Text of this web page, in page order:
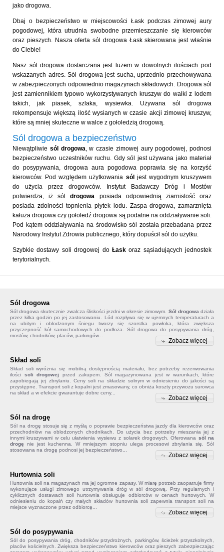
jako drogowa.
Dbaj o bezpieczeństwo w miejscowości Łask podczas zimowej aury
pogodowej, która utrudnia swobodne przemieszczanie się kierowców
oraz pieszych. Nasza oferta sól drogowa Łask skierowana jest właśnie
do Ciebie!
Nasz sól drogowa dostarczana jest luzem w dowolnych ilościach pod
wskazanych adres. Sól drogowa jest sucha, uprzednio przechowywana
w zabezpieczonych odpowiednio magazynach składowych. Drogowa sól
jest zamiennikiem typowo wykorzystywanych kruszyw do walki z lodem
takich, jak piasek, szlaka, wysiewka. Używana sól drogowa
rekompensuje większą ilość wysianych w czasie akcji zimowej kruszyw,
które są mniej skuteczne w walce z gołoledzią drogową.
Sól drogowa a bezpieczeństwo
Niewątpliwie sól drogowa, w czasie zimowej aury pogodowej, podnosi
bezpieczeństwo uczestników ruchu. Gdy sól jest używana jako materiał
do posypywania, drogowa aura pogodowa poprawia się na korzyść
kierowców. Pod względem użytkowania sól jest wygodnym kruszywem
do użycia przez drogowców. Instytut Badawczy Dróg i Mostów
potwierdza, iż sóldrogowa posiada odpowiednią ziarnistość oraz
posiada zdolności topnienia płytek lodu. Zaspa drogowa, zamarznięta
kałuża drogowa czy gołoledź drogowa są podatne na oddziaływanie soli.
Pod kątem oddziaływania na środowisko sól została przebadana przez
Narodowy Instytut Zdrowia publicznego, który dopuścił sól do użytku.
Szybkie dostawy soli drogowej do Łaskoraz sąsiadujących jednostek
terytorialnych.
Sól drogowa
Sól drogowa skutecznie zwalcza śliskości jezdni w okresie zimowym. Sól drogowa działa
przez kilka godzin po jej zastosowaniu. Lód rozpływa się w ujemnych temperaturach a
na ubitym i oblodzonym śniegu tworzy się szorstka powłoka, która zwiększa
przyczepność kół samochodowych do podłoża. Sól drogowa do posypywania dróg,
mostów, chodników, placów, parkingów...
Zobacz więcej
Skład soli
Skład soliwyróżnia się mobilną dostępnością materiału, bez potrzeby rezerwowania
ilości soli drogowej przed zakupem. Sól magazynowana jest w warunkach, które
zapobiegają jej zbrylaniu. Ceny soli na składzie solnym w odniesieniu do jakości są
przystępne. Transport soli z kopalni jest zmasowany, co obniża koszty przywozu surowca
na skład a w efekcie gwarantuje dobre ceny...
Zobacz więcej
Sól na drogę
Sól na drogę stosuje się z myślą o poprawie bezpieczeństwa jazdy dla kierowców oraz
przechodniów na oblodzonych chodnikach. Do użycia bez potrzeby mieszania jej z
innymi kruszywami w celu ułatwienia wysiewu z solarek drogowych. Oferowana sól na
drogę nie jest kuchenna. W mniejszym stopniu ulega procesowi zbrylania się. Sól
stosowana na drogę podnosi jej bezpieczeństwo...
Zobacz więcej
Hurtownia soli
Hurtownia soli na magazynach ma jej ogromne zapasy. W miarę potrzeb zaopatruje firmy
wykonujące usługi zimowego utrzymywania dróg w sól drogową. Przy regularnych i
cyklicznych dostawach soli hurtownia obsługuje odbiorców w cenach hurtowych. W
odniesieniu do kopalń czy małych składów hurtownia solizapewnia transport soli na
miejsce wyznaczone przez odbiorcę...
Zobacz więcej
Sól do posypywania
Sól do posypywania dróg, chodników przydrożnych, parkingów, ścieżek przyszkolnych,
placów kościelnych. Zwiększa bezpieczeństwo kierowców oraz pieszych zabezpieczając